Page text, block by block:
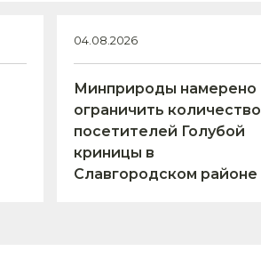
04.08.2026
Минприроды намерено
ограничить количество
посетителей Голубой
криницы в
Славгородском районе